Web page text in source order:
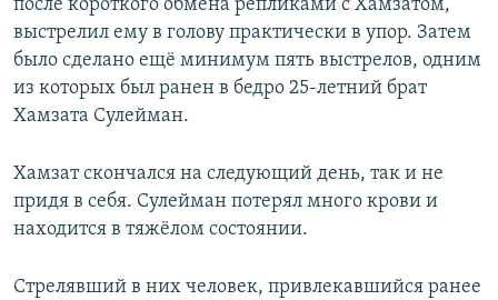
после короткого обмена репликами с Хамзатом,
выстрелил ему в голову практически в упор. Затем
было сделано ещё минимум пять выстрелов, одним
из которых был ранен в бедро 25-летний брат
Хамзата Сулейман.
Хамзат скончался на следующий день, так и не
придя в себя. Сулейман потерял много крови и
находится в тяжёлом состоянии.
Стрелявший в них человек, привлекавшийся ранее